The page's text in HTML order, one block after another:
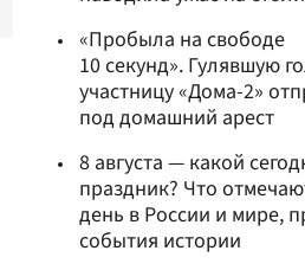
«Пробыла на свободе
10 секунд». Гулявшую
участницу «Дома-2»
под домашний арест
8 августа — какой
праздник? Что
день в России и мире,
события истории